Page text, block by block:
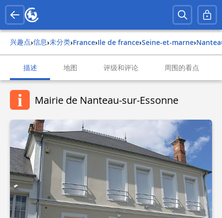
兴趣点› 信息› 未分类› france› ile de france› seine-et-marne›
描述 地图 评级和评论 周围的看点
Mairie de Nanteau-sur-Essonne